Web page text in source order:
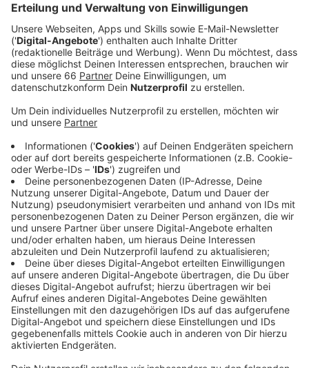
Anzeige
Hochwertige Fahrräder kommen unter den
Hammer
Anzeige
Denn im Fundbüro auf der Erkrather Straße werden ab
9 Uhr hochwertige Fahrräder der MarkenBulls,Canyon
undGazelleversteigert. (Eine erste Besichtigung ist
ab 8:30 Uhr möglich) Versteigert wird ohne Garantie
und die Fahrräder müssen sofort bar bezahlt werden.
Aber
Anzeige
Weitere Fundstücke werden versteigert
Anzeige